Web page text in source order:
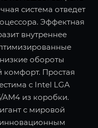
система отведет
Эффектная
внутреннее
обороты
комфорт. Простая
с Intel LGA
AM4 из коробки.
с мировой
инновационным